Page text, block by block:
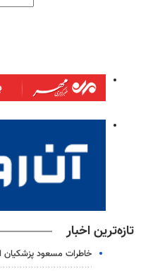
تازه‌ترین اخبار
خاطرات مسعود پزشکیان